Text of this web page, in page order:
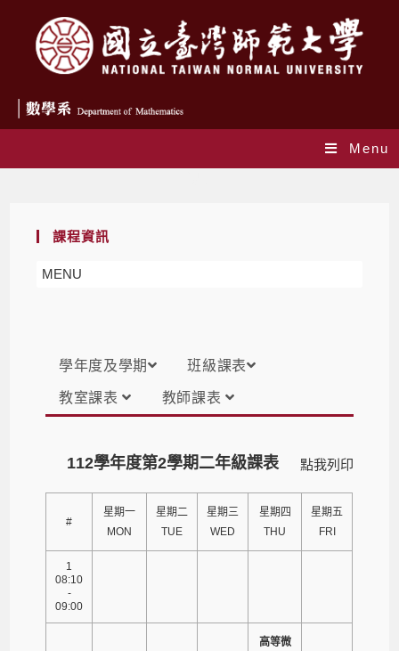
Menu
課程資訊
MENU
學年度及學期 班級課表
教室課表 教師課表
點我列印
112學年度第2學期二年級課表
#
星期一
MON
星期二
TUE
星期三
WED
星期四
THU
星期五
FRI
1
08:10
-
09:00
高等微